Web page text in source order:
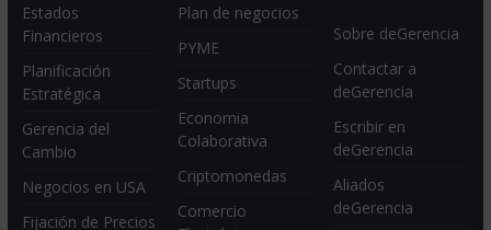
Estados
Financieros
Planificación
Estratégica
Gerencia del
Cambio
Negocios en USA
Fijación de Precios
Plan de negocios
PYME
Startups
Economia
Colaborativa
Criptomonedas
Comercio
Sobre deGerencia
Contactar a
deGerencia
Escribir en
deGerencia
Aliados
deGerencia